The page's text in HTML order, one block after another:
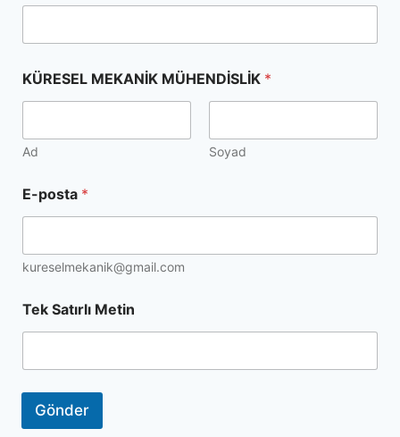
KÜRESEL MEKANİK MÜHENDİSLİK *
Ad Soyad
E-posta *
kureselmekanik@gmail.com
Tek Satırlı Metin
Gönder